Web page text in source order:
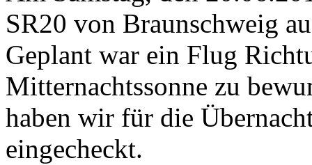
SR20 von Braunschweig
Geplant war ein Flug
Mitternachtssonne zu
haben wir für die
eingecheckt.